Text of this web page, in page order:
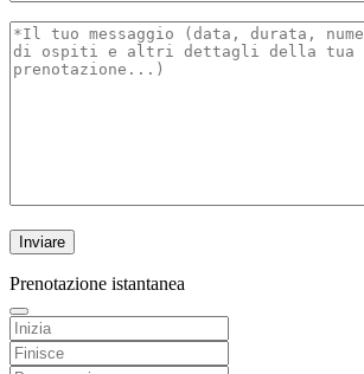
Prenotazione istantanea